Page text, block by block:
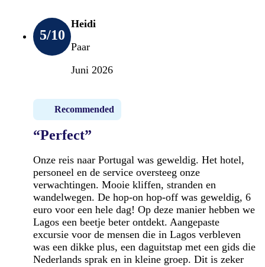
5/10
Heidi
Paar
Juni 2026
Recommended
“Perfect”
Onze reis naar Portugal was geweldig. Het hotel,
personeel en de service oversteeg onze
verwachtingen. Mooie kliffen, stranden en
wandelwegen. De hop-on hop-off was geweldig, 6
euro voor een hele dag! Op deze manier hebben we
Lagos een beetje beter ontdekt. Aangepaste
excursie voor de mensen die in Lagos verbleven
was een dikke plus, een daguitstap met een gids die
Nederlands sprak en in kleine groep. Dit is zeker